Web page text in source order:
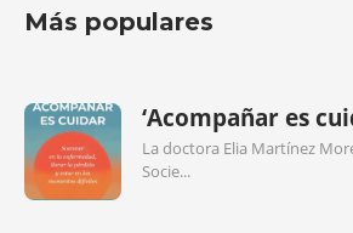
Más populares
‘Acompañar es
La doctora Elia Martínez
Socie...